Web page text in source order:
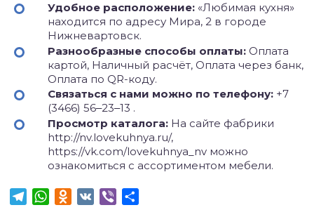
Удобное расположение: «Любимая кухня»
находится по адресу Мира, 2 в городе
Нижневартовск.
Разнообразные способы оплаты: Оплата
картой, Наличный расчёт, Оплата через банк,
Оплата по QR-коду.
Связаться с нами можно по телефону: +7
(3466) 56‒23‒13 .
Просмотр каталога: На сайте фабрики
http://nv.lovekuhnya.ru/,
https://vk.com/lovekuhnya_nv можно
ознакомиться с ассортиментом мебели.
TelegramWhatsApp
Odnoklassniki
VK Viber